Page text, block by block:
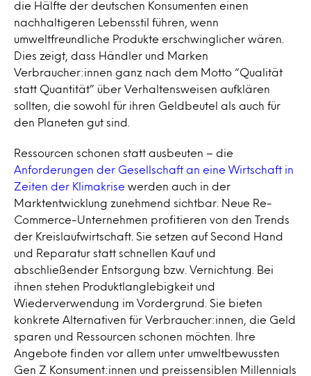
die Hälfte der deutschen Konsumenten einen
nachhaltigeren Lebensstil führen, wenn
umweltfreundliche Produkte erschwinglicher wären.
Dies zeigt, dass Händler und Marken
Verbraucher:innen ganz nach dem Motto “Qualität
statt Quantität” über Verhaltensweisen aufklären
sollten, die sowohl für ihren Geldbeutel als auch für
den Planeten gut sind.
Ressourcen schonen statt ausbeuten – die
Anforderungen der Gesellschaft an eine Wirtschaft in
Zeiten der Klimakrise werden auch in der
Marktentwicklung zunehmend sichtbar. Neue Re-
Commerce-Unternehmen profitieren von den Trends
der Kreislaufwirtschaft
Sie setzen auf Second Hand
und Reparatur statt schnellen Kauf und
abschließender Entsorgung bzw. Vernichtung. Bei
ihnen stehen Produktlanglebigkeit und
Wiederverwendung im Vordergrund. Sie bieten
konkrete Alternativen für Verbraucher:innen, die Geld
sparen und Ressourcen schonen möchten. Ihre
Angebote finden vor allem unter umweltbewussten
Gen Z Konsument:innen und preissensiblen Millennials